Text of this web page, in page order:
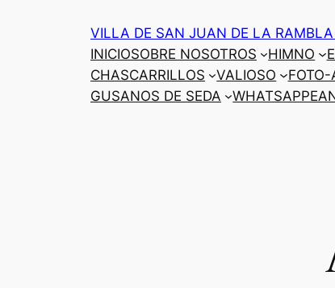
VILLA DE SAN JUAN DE LA
INICIOSOBRE NOSOTROS HIMNO
CHASCARRILLOS
VALIOSO
GUSANOS DE SEDA